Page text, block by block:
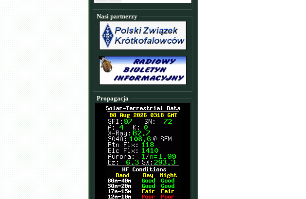
Nasi partnerzy
Propagacja